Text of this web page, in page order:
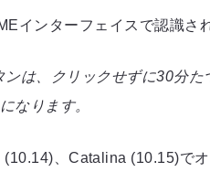
インターフェイスで認識さ
ンは、クリックせずに30分
なります。
、Catalina (10.15)で